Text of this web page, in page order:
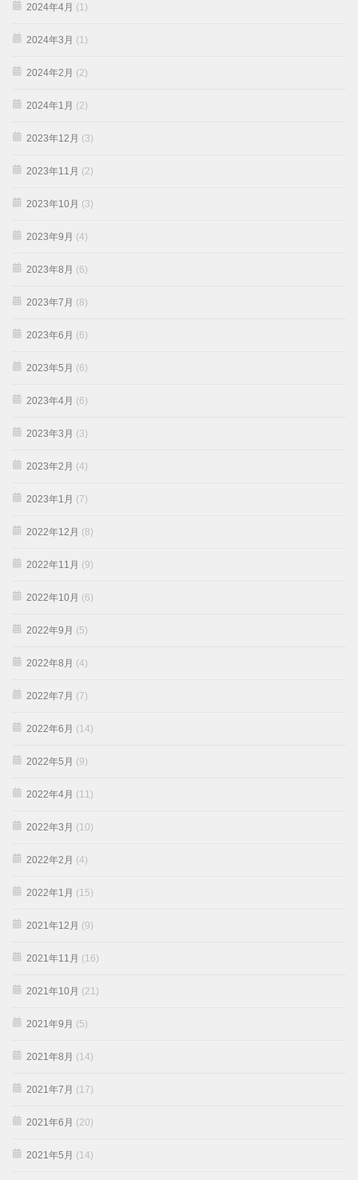
2024年4月 (1)
2024年3月 (1)
2024年2月 (2)
2024年1月 (2)
2023年12月 (3)
2023年11月 (2)
2023年10月 (3)
2023年9月 (4)
2023年8月 (6)
2023年7月 (8)
2023年6月 (6)
2023年5月 (6)
2023年4月 (6)
2023年3月 (3)
2023年2月 (4)
2023年1月 (7)
2022年12月 (8)
2022年11月 (9)
2022年10月 (6)
2022年9月 (5)
2022年8月 (4)
2022年7月 (7)
2022年6月 (14)
2022年5月 (9)
2022年4月 (11)
2022年3月 (10)
2022年2月 (4)
2022年1月 (15)
2021年12月 (9)
2021年11月 (16)
2021年10月 (21)
2021年9月 (5)
2021年8月 (14)
2021年7月 (17)
2021年6月 (20)
2021年5月 (14)